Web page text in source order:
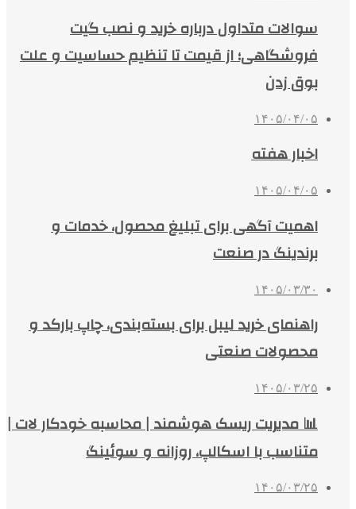
سوالات متداول درباره خرید و نصب گیت
فروشگاهی؛ از قیمت تا تنظیم حساسیت و علت
بوق زدن
۱۴۰۵/۰۴/۰۵
اخبار هفته
۱۴۰۵/۰۴/۰۵
اهمیت آگهی برای تبلیغ محصول، خدمات و
برندینگ در صنعت
۱۴۰۵/۰۳/۳۰
راهنمای خرید لیبل برای بسته‌بندی، چاپ بارکد و
محصولات صنعتی
۱۴۰۵/۰۳/۲۵
📊 مدیریت ریسک هوشمند | محاسبه خودکار لات |
متناسب با اسکالپ، روزانه و سوئینگ
۱۴۰۵/۰۳/۲۵